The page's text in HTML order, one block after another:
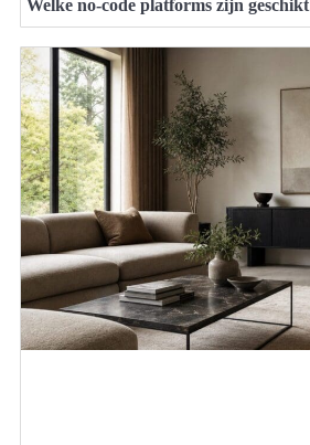
Welke no-code platforms zijn